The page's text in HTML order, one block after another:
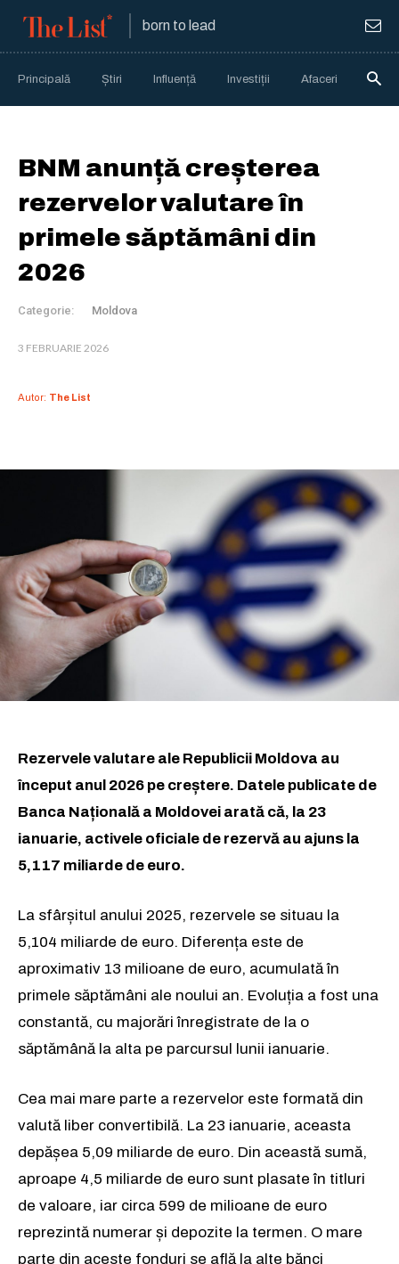
born to lead
Principală Știri Influență Investiții Afaceri
BNM anunță creșterea
rezervelor valutare în
primele săptămâni din
2026
Categorie: Moldova
3 FEBRUARIE 2026
Autor: The List
Rezervele valutare ale Republicii Moldova au
început anul 2026 pe creștere. Datele publicate de
Banca Națională a Moldovei arată că, la 23
ianuarie, activele oficiale de rezervă au ajuns la
5,117 miliarde de euro.
La sfârșitul anului 2025, rezervele se situau la
5,104 miliarde de euro. Diferența este de
aproximativ 13 milioane de euro, acumulată în
primele săptămâni ale noului an. Evoluția a fost una
constantă, cu majorări înregistrate de la o
săptămână la alta pe parcursul lunii ianuarie.
Cea mai mare parte a rezervelor este formată din
valută liber convertibilă. La 23 ianuarie, aceasta
depășea 5,09 miliarde de euro. Din această sumă,
aproape 4,5 miliarde de euro sunt plasate în titluri
de valoare, iar circa 599 de milioane de euro
reprezintă numerar și depozite la termen. O mare
parte din aceste fonduri se află la alte bănci